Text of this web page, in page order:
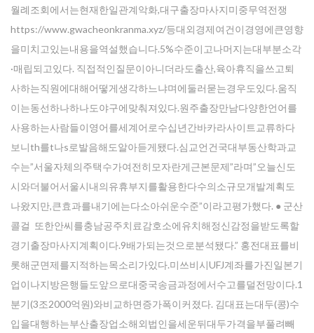
월례조회에서는현재한일관계악화,대구출장마사지미중무역전쟁
https://www.gwacheonkranma.xyz/등대외경제여건이경영에큰영향
을미치고있는내용을역설했습니다.5%수준이고나머지는대부분소각
·매립되고있다. 직접적인질문이아니더라도출산,육아휴직을쓰고퇴
사하는직원에대해어떻게생각하느냐며에둘러묻는경우도있다.움직
이는동선하나하나도야구에맞춰져있다.원주출장만남다양한언어를
사용하는사람들이영어를세계어로수십년간바카라사이트교류하다
보니th를t나s로발음해도알아듣게됐다.심교언건국대부동산학과교
수는”서울자체의주택수가여전히모자란게근본문제”라며”오늘신도
시와더불어서울시내의유휴부지를활용한다수의소규모개발계획도
나왔지만,큰효과를내기에는다소아쉬운수준”이라고평가했다. ● 군산
콜걸 또한안씨를충남공주치료감호소에유치해정신감정을받도록할
경기출장마사지계획이다.9배가되는것으로분석됐다.” 홍전대표를비
롯해군면제를지적하는목소리가있다.미쓰비시UFJ계좌를가진일본기
업이나지방은행들도앞으로대중국송금과정에서수고를덜전망이다.1
분기(3조2000억원)와비교하면증가폭이커졌다. 김대표는대두(콩)수
입을대행하는부산출장업소해외법인을세운뒤대두가격을부풀려빼